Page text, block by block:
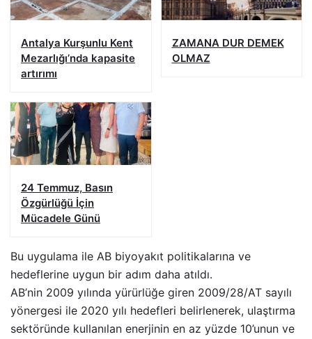
Antalya Kurşunlu Kent
Mezarlığı’nda kapasite
artırımı
ZAMANA DUR DEMEK
OLMAZ
24 Temmuz, Basın
Özgürlüğü İçin
Mücadele Günü
Bu uygulama ile AB biyoyakıt politikalarına ve
hedeflerine uygun bir adım daha atıldı.
AB’nin 2009 yılında yürürlüğe giren 2009/28/AT sayılı
yönergesi ile 2020 yılı hedefleri belirlenerek, ulaştırma
sektöründe kullanılan enerjinin en az yüzde 10’unun ve